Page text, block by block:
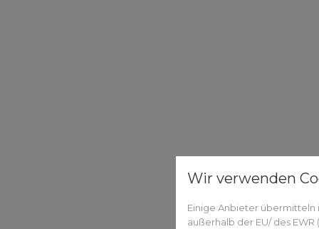
Wir verwenden
Einige Anbieter übermitteln
außerhalb der EU/ des